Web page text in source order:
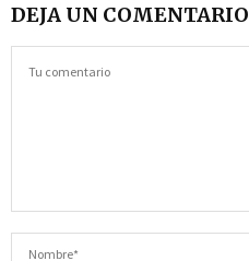
DEJA UN COMENTARIO